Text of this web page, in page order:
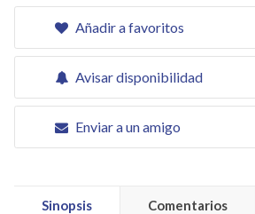
Añadir a favoritos
Avisar disponibilidad
Enviar a un amigo
Sinopsis Comentarios